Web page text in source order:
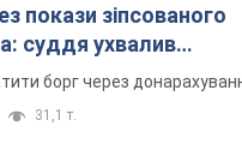
покази зіпсованого
суддя ухвалив
рішення
борг через
31,1 т.